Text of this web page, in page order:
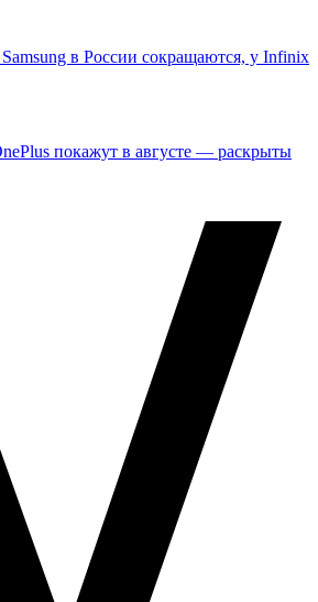
в России сокращаются, у Infinix
покажут в августе — раскрыты